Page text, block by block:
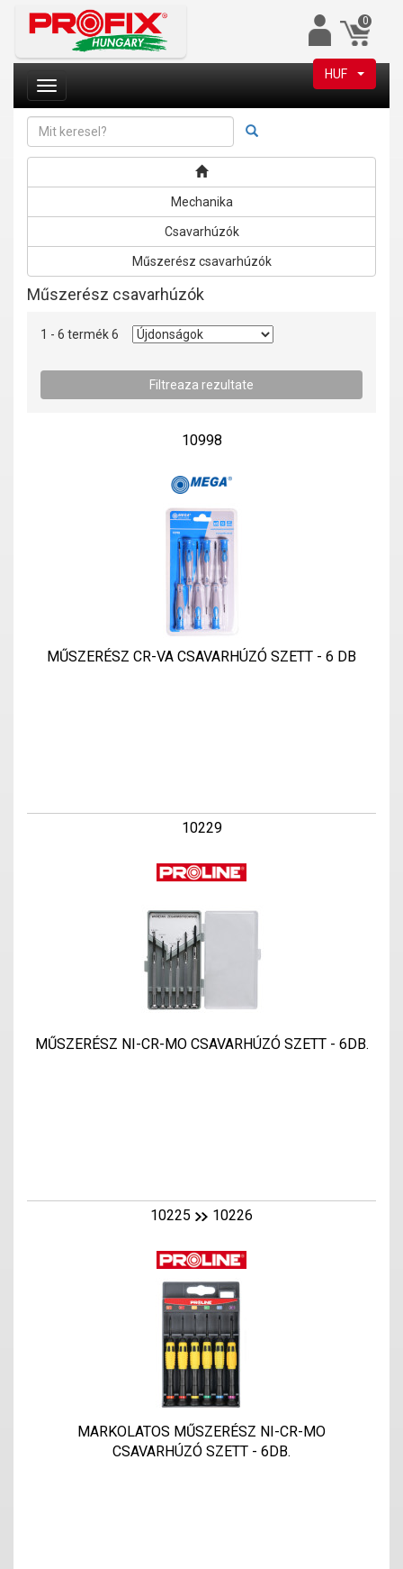
0
HUF
Mechanika
Csavarhúzók
Műszerész csavarhúzók
Műszerész csavarhúzók
1 - 6 termék 6
10998
MŰSZERÉSZ CR-VA CSAVARHÚZÓ SZETT - 6 DB
10229
MŰSZERÉSZ NI-CR-MO CSAVARHÚZÓ SZETT - 6DB.
10225 10226
MARKOLATOS MŰSZERÉSZ NI-CR-MO
CSAVARHÚZÓ SZETT - 6DB.